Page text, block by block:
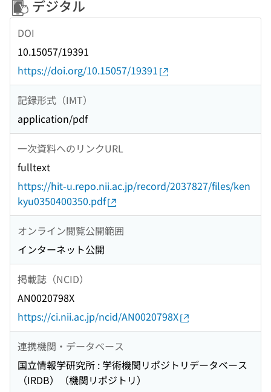
デジタル
DOI
10.15057/19391
https://doi.org/10.15057/19391
記録形式（IMT）
application/pdf
一次資料へのリンクURL
fulltext
https://hit-u.repo.nii.ac.jp/record/2037827/files/ken
kyu0350400350.pdf
オンライン閲覧公開範囲
インターネット公開
掲載誌（NCID）
AN0020798X
https://ci.nii.ac.jp/ncid/AN0020798X
連携機関・データベース
国立情報学研究所 : 学術機関リポジトリデータベース
（IRDB）（機関リポジトリ）